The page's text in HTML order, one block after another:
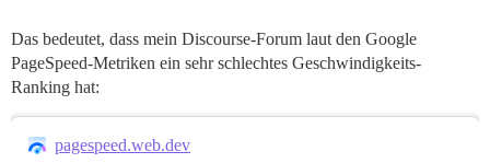
Das bedeutet, dass mein Discourse-Forum laut den Google
PageSpeed-Metriken ein sehr schlechtes Geschwindigkeits-
Ranking hat:
pagespeed.web.dev